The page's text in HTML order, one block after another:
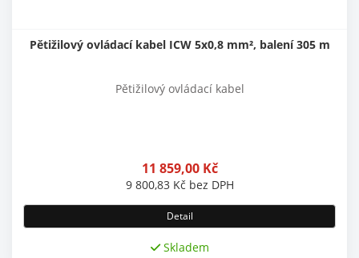
Pětižilový ovládací kabel ICW 5x0,8 mm², balení 305 m
Pětižilový ovládací kabel
11 859,00 Kč
9 800,83 Kč bez DPH
Detail
Skladem